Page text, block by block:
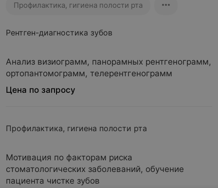
Профилактика, гигиена полости рта
Рентген-диагностика зубов
Анализ визиограмм, панорамных рентгенограмм,
ортопантомограмм, телерентгенограмм
Цена по запросу
Профилактика, гигиена полости рта
Мотивация по факторам риска
стоматологических заболеваний, обучение
пациента чистке зубов